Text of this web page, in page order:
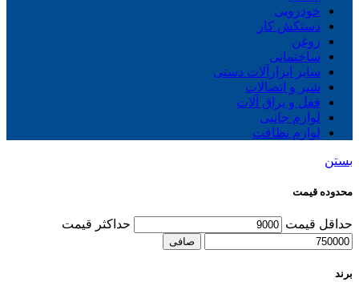
خودرویی
دستکش کار
روغن
ساختمانی
سایز ابزارآلات دستی
شیر و اتصالات
قفل و یراق آلات
لوازم جانبی
لوازم نظافت
بستن
محدوده قیمت
حداقل قیمت حداكثر قيمت
صافی
برند